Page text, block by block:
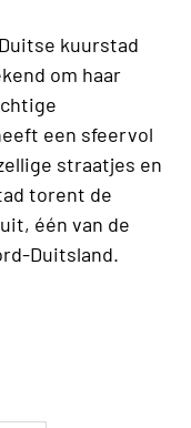
kuurstad
om haar
een sfeervol
straatjes en
torent de
één van de
Duitsland.